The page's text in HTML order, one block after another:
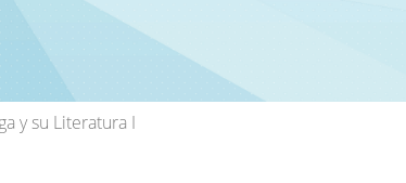
y su Literatura I